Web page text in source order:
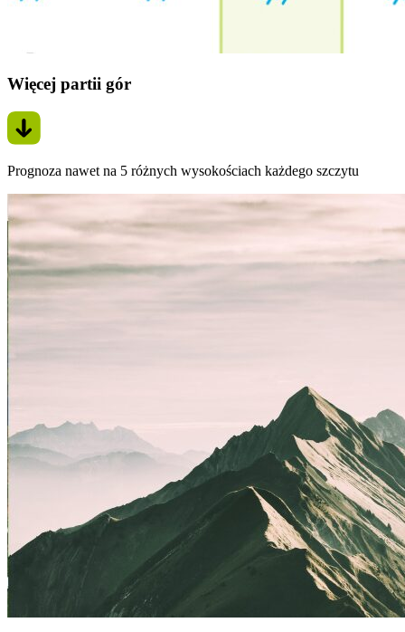
Więcej partii gór
Prognoza nawet na 5 różnych wysokościach każdego szczytu